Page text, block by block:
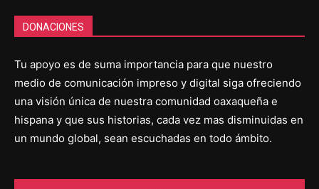
DONACIONES
Tu apoyo es de suma importancia para que nuestro
medio de comunicación impreso y digital siga ofreciendo
una visión única de nuestra comunidad oaxaqueña e
hispana y que sus historias, cada vez mas disminuidas en
un mundo global, sean escuchadas en todo ámbito.